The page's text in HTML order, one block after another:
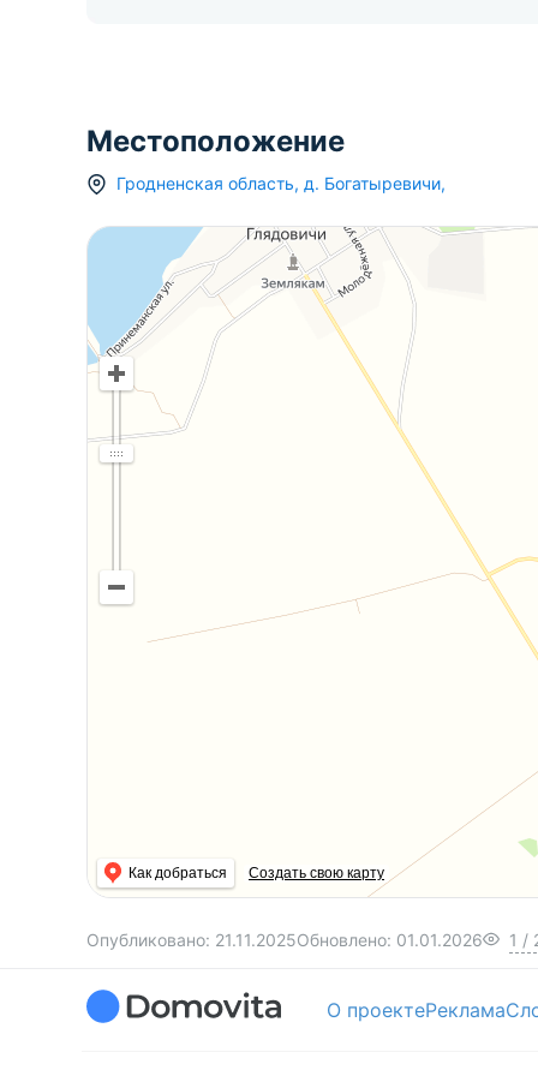
Местоположение
Гродненская область, д. Богатыревичи,
Как добраться Создать свою карту
Опубликовано: 21.11.2025Обновлено: 01.01.2026 1 /
О проектеРеклама